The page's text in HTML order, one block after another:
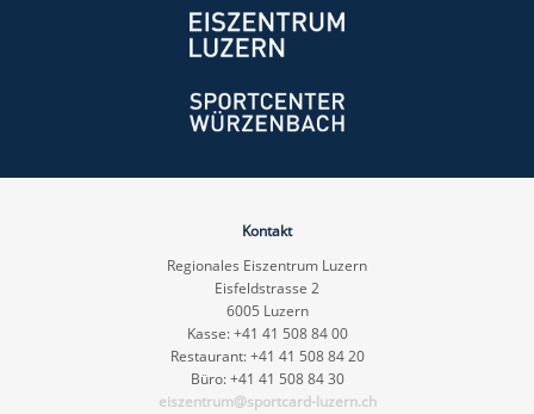
Kontakt
Regionales Eiszentrum Luzern
Eisfeldstrasse 2
6005 Luzern
Kasse: +41 41 508 84 00
Restaurant: +41 41 508 84 20
Büro: +41 41 508 84 30
eiszentrum@sportcard-luzern.ch